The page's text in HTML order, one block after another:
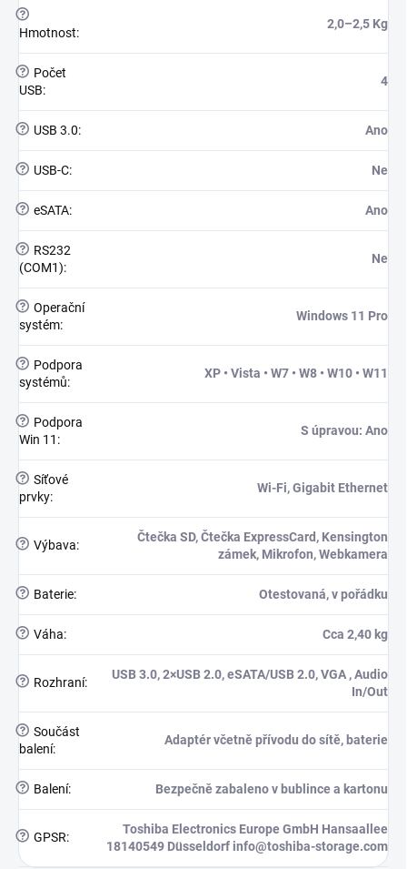
?
Hmotnost:
2,0–2,5 Kg
?
Počet
USB:
4
? USB 3.0: Ano
? USB-C: Ne
? eSATA: Ano
?
RS232
(COM1):
Ne
? Operační
systém:
Windows 11 Pro
?
Podpora
systémů:
XP • Vista • W7 • W8 • W10 • W11
?
Podpora
Win 11 :
S úpravou: Ano
? Síťové
prvky:
Wi-Fi, Gigabit Ethernet
? Výbava:
Čtečka SD, Čtečka ExpressCard, Kensington
zámek, Mikrofon, Webkamera
? Baterie: Otestovaná, v pořádku
? Váha: Cca 2,40 kg
? Rozhraní:
USB 3.0, 2×USB 2.0, eSATA/USB 2.0, VGA , Audio
In/Out
? Součást
balení:
Adaptér včetně přívodu do sítě, baterie
? Balení: Bezpečně zabaleno v bublince a kartonu
? GPSR:
Toshiba Electronics Europe GmbH Hansaallee
18140549 Düsseldorf info@toshiba-storage.com